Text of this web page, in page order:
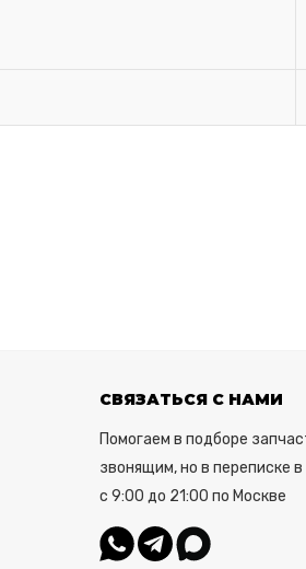
СВЯЗАТЬСЯ С НАМИ
Помогаем в подборе
звонящим, но в переписке
с 9:00 до 21:00 по Москве